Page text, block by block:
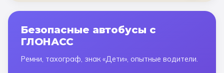
Безопасные автобусы с
ГЛОНАСС
Ремни, тахограф, знак «Дети», опытные водители.